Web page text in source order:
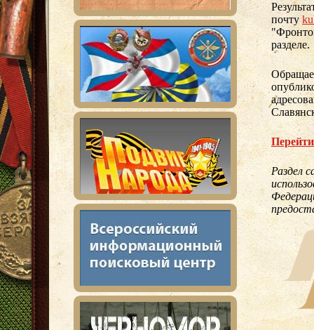
почту
разделе.
Раздел